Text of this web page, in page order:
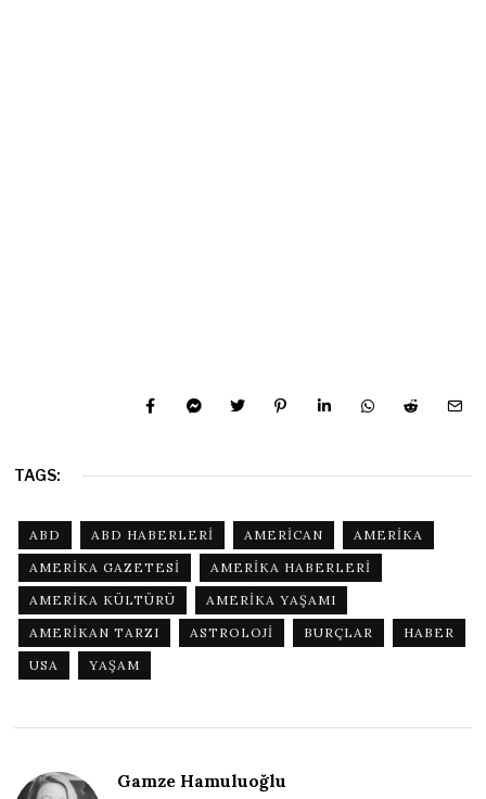
TAGS:
ABD ABD HABERLERI AMERICAN
AMERIKA
AMERIKA GAZETESI
AMERIKA HABERLERI
AMERIKA KÜLTÜRÜ
AMERIKA YAŞAMI
AMERIKAN TARZI
ASTROLOJI BURÇLAR
HABER
USA
YAŞAM
Gamze Hamuluoğlu